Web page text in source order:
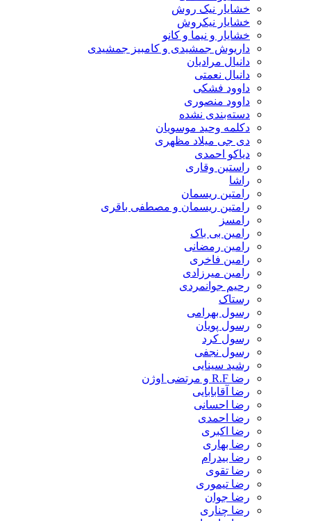
خشایار نیک روش
خشایار نیکروش
خشایار و نیما و کانو
داریوش جمشیدی و کامبیز جمشیدی
دانیال مرادیان
دانیال نعمتی
داوود فشکی
داوود منصوری
دسته‌بندی نشده
دکلمه وحید موسویان
دی جی میلاد مظهری
دیاکو احمدی
راستین وقاری
راشا
رامتین ریسمان
رامتین ریسمان و مصطفی باقری
رامسز
رامین بی باک
رامین رمضانی
رامین فاخری
رامین میرزادی
رحیم جوانمردی
رستاک
رسول بهرامی
رسول پویان
رسول کرد
رسول نجفی
رشید سینایی
رضا R.F و مرتضی اوژن
رضا آقابابایی
رضا احسانی
رضا احمدی
رضا اکبری
رضا بهاری
رضا بیدرام
رضا تقوی
رضا تیموری
رضا جوان
رضا چناری